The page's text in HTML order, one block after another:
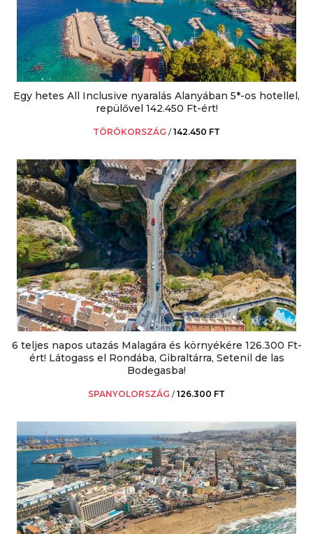
Egy hetes All Inclusive nyaralás Alanyában 5*-os hotellel,
repülővel 142.450 Ft-ért!
TÖRÖKORSZÁG /142.450 FT
6 teljes napos utazás Malagára és környékére 126.300 Ft-
ért! Látogass el Rondába, Gibraltárra, Setenil de las
Bodegasba!
SPANYOLORSZÁG /126.300 FT